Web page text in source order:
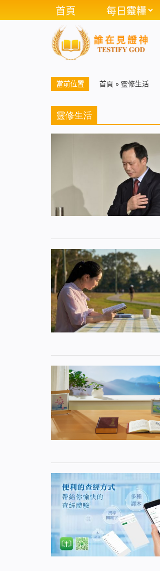
首頁 每日靈糧
當前位置 首頁 » 靈修生活
靈修生活